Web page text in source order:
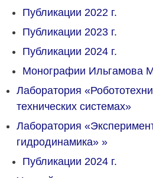
Публикации 2022 г.
Публикации 2023 г.
Публикации 2024 г.
Монографии Ильгамова
Лаборатория
технических системах»
Лаборатория
гидродинамика» »
Публикации 2024 г.